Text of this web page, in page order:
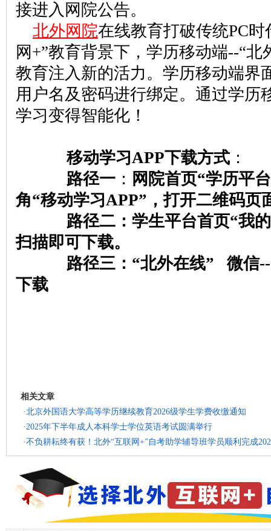
接进入网院公告。
北外网院在线教育打破传统PC
网+”教育背景下，学历移动端--“
教育注入新的活力。学历移动端界
用户名及密码进行绑定。通过学历
学习变得智能化！
移动学习APP下载方式 ：
路径一 ： 网院首页“学历平
角“移动学习APP”，打开二维码页
路径二：学生平台首页“我的
扫描即可下载。
路径三：“北外在线” 微信--
下载
相关文章
·北京外国语大学高等学历继续教育2026级学生学费收缴通知
·2025年下半年成人本科学士学位英语考试圆满举行
·不负耕耘终有获！北外“互联网+”自考助学辅导班学员顺利完成